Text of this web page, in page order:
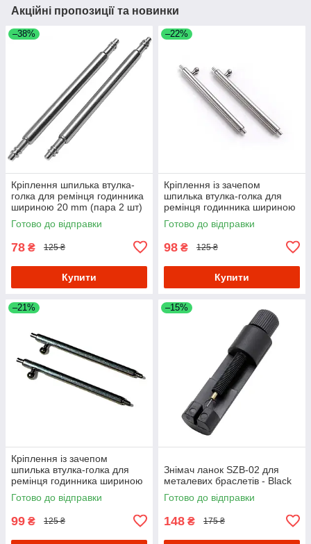
Акційні пропозиції та новинки
–38%
Кріплення шпилька втулка-
голка для ремінця годинника
шириною 20 mm (пара 2 шт)
Готово до відправки
78 ₴ 125 ₴
Купити
–22%
Кріплення із зачепом
шпилька втулка-голка для
ремінця годинника шириною
22 mm (пара 2 шт)
Готово до відправки
98 ₴ 125 ₴
Купити
–21%
Кріплення із зачепом
шпилька втулка-голка для
ремінця годинника шириною
20 mm (пара 2 шт)
Готово до відправки
99 ₴ 125 ₴
–15%
Знімач ланок SZB-02 для
металевих браслетів - Black
Готово до відправки
148 ₴ 175 ₴